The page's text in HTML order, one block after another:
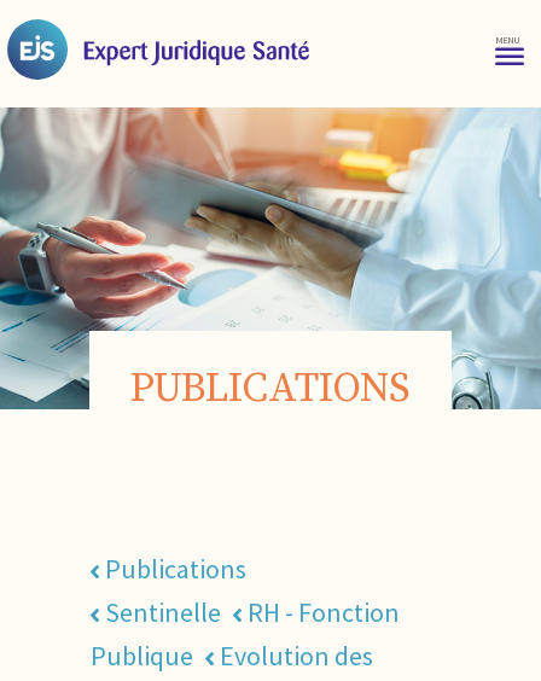
PUBLICATIONS
Publications
Sentinelle
RH - Fonction
Publique
Evolution des